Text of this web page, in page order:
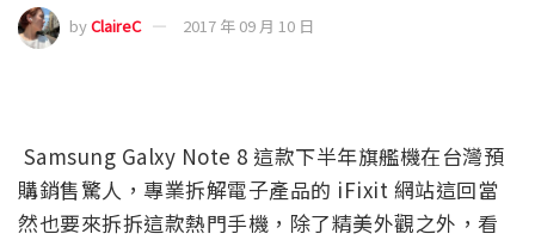
byClaireC 2017 年 09 月 10 日
Samsung Galxy Note 8 這款下半年旗艦機在台灣預
購銷售驚人，專業拆解電子產品的 iFixit 網站這回當
然也要來拆拆這款熱門手機，除了精美外觀之外，看